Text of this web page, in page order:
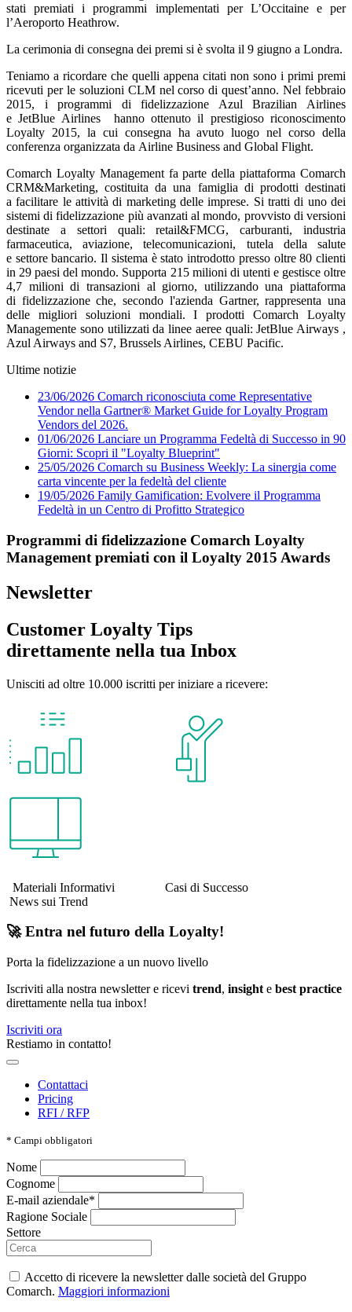
stati premiati i programmi implementati per L’Occitaine e per
l’Aeroporto Heathrow.
La cerimonia di consegna dei premi si è svolta il 9 giugno a Londra.
Teniamo a ricordare che quelli appena citati non sono i primi premi
ricevuti per le soluzioni CLM nel corso di quest’anno. Nel febbraio
2015, i programmi di fidelizzazione Azul Brazilian Airlines
e JetBlue Airlines hanno ottenuto il prestigioso riconoscimento
Loyalty 2015, la cui consegna ha avuto luogo nel corso della
conferenza organizzata da Airline Business and Global Flight.
Comarch Loyalty Management fa parte della piattaforma Comarch
CRM&Marketing, costituita da una famiglia di prodotti destinati
a facilitare le attività di marketing delle imprese. Si tratti di uno dei
sistemi di fidelizzazione più avanzati al mondo, provvisto di versioni
destinate a settori quali: retail&FMCG, carburanti, industria
farmaceutica, aviazione, telecomunicazioni, tutela della salute
e settore bancario. Il sistema è stato introdotto presso oltre 80 clienti
in 29 paesi del mondo. Supporta 215 milioni di utenti e gestisce oltre
4,7 milioni di transazioni al giorno, utilizzando una piattaforma
di fidelizzazione che, secondo l'azienda Gartner, rappresenta una
delle migliori soluzioni mondiali. I prodotti Comarch Loyalty
Managemente sono utilizzati da linee aeree quali: JetBlue Airways ,
Azul Airways and S7, Brussels Airlines, CEBU Pacific.
Ultime notizie
23/06/2026 Comarch riconosciuta come Representative
Vendor nella Gartner® Market Guide for Loyalty Program
Vendors del 2026.
01/06/2026 Lanciare un Programma Fedeltà di Successo in 90
Giorni: Scopri il "Loyalty Blueprint"
25/05/2026 Comarch su Business Weekly: La sinergia come
carta vincente per la fedeltà del cliente
19/05/2026 Family Gamification: Evolvere il Programma
Fedeltà in un Centro di Profitto Strategico
Programmi di fidelizzazione Comarch Loyalty
Management premiati con il Loyalty 2015 Awards
Newsletter
Customer Loyalty Tips
direttamente nella tua Inbox
Unisciti ad oltre 10.000 iscritti per iniziare a ricevere:
Materiali Informativi Casi di Successo
News sui Trend
🚀 Entra nel futuro della Loyalty!
Porta la fidelizzazione a un nuovo livello
Iscriviti alla nostra newsletter e ricevi trend, insight e best practice
direttamente nella tua inbox!
Iscriviti ora
Restiamo in contatto!
Contattaci
Pricing
RFI / RFP
* Campi obbligatori
Nome
Cognome
E-mail aziendale*
Ragione Sociale
Settore
Accetto di ricevere la newsletter dalle società del Gruppo
Comarch. Maggiori informazioni